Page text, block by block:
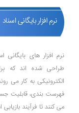
نرم افزار بایگانی اسناد
نرم ‌افزار های بایگانی
طراحی شده ‌اند که
الکترونیکی به کار می‌
فهرست ‌بندی، قابلیت
می‌ کنند تا فرآیند